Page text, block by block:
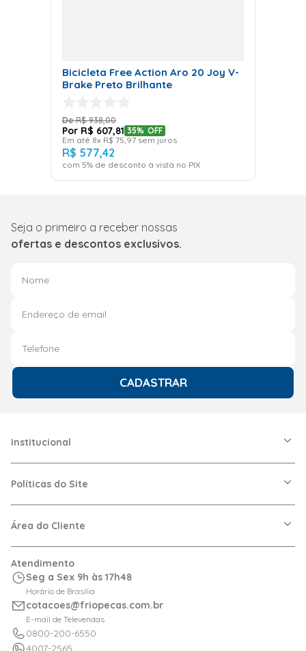
Bicicleta Free Action Aro 20 Joy V-
Brake Preto Brilhante
R$ 938,00
R$ 607,81 35% OFF
Em até 8x R$ 75,97 sem juros
R$ 577,42
com 5% de desconto à vista no PIX
Seja o primeiro a receber nossas
ofertas e descontos exclusivos.
CADASTRAR
Institucional
Nossas Lojas
Dúvidas Frequentes
Políticas do Site
Política de Privacidade
Logística
Área do Cliente
Meus Pedidos
Calculadora de BTUs
Portal de Boletos
Orçamentos
Atendimento
Seg a Sex 9h às 17h48
Horário de Brasília
cotacoes@friopecas.com.br
E-mail de Televendas
0800-200-6550
4007-2565